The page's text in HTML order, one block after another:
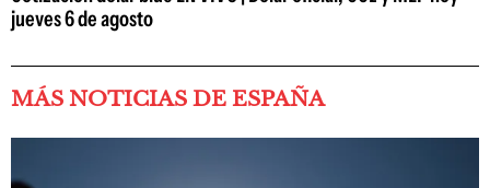
jueves 6 de agosto
MÁS NOTICIAS DE ESPAÑA